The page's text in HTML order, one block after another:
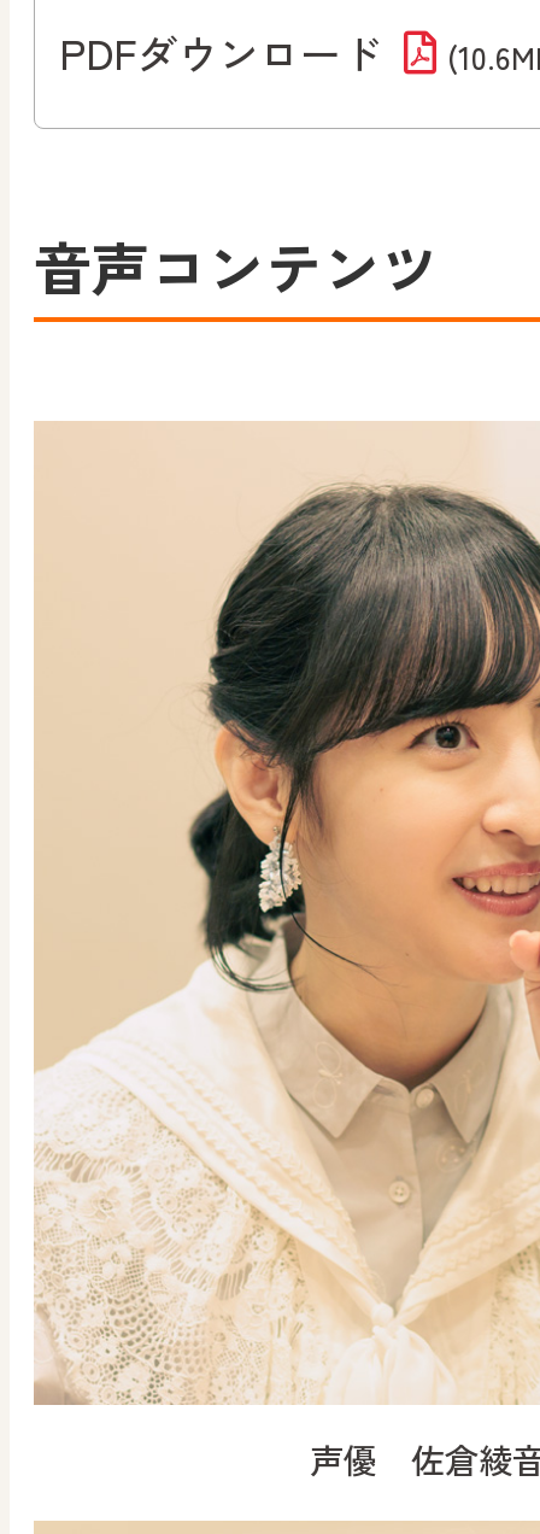
PDFダウンロード
音声コンテンツ
声優 佐倉綾